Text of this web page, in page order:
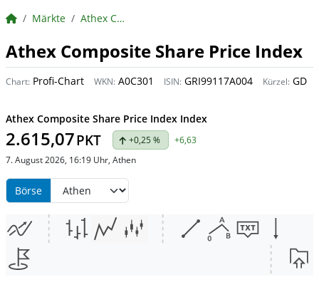
BörsenNEWS.de
Märkte Athex Composite Share Price Index
Athex Composite Share Price Index
Chart: Profi-Chart WKN: A0C301 ISIN: GRI99117A004 Kürzel: GD
Athex Composite Share Price Index Index
2.615,07PKT +0,25 %
+6,63
7. August 2026, 16:19 Uhr, Athen
Börse